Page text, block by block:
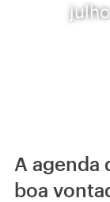
A agenda
boa